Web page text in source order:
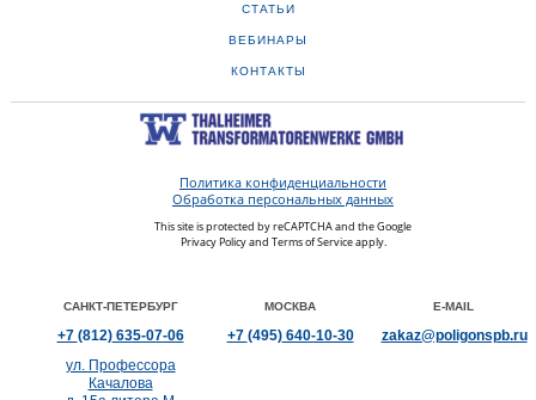
СТАТЬИ
ВЕБИНАРЫ
КОНТАКТЫ
Политика конфиденциальности
Обработка персональных данных
This site is protected by reCAPTCHA and the Google
Privacy Policyand Terms of Serviceapply.
САНКТ-ПЕТЕРБУРГ
+7 (812)635-07-06
ул. Профессора
Качалова
МОСКВА
+7 (495)640-10-30
E-MAIL
zakaz@poligonspb.ru